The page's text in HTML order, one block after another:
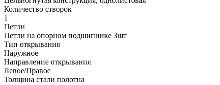
Количество створок
1
Петли
Петли на опорном подшипнике 3шт
Тип открывания
Наружное
Направление открывания
Левое/Правое
Толщина стали полотна